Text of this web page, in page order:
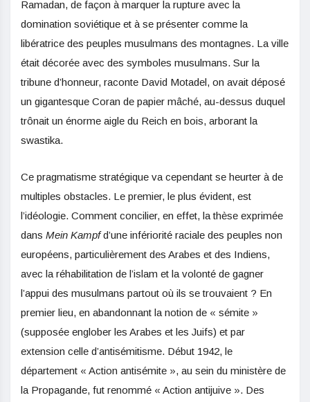
Ramadan, de façon à marquer la rupture avec la
domination soviétique et à se présenter comme la
libératrice des peuples musulmans des montagnes. La ville
était décorée avec des symboles musulmans. Sur la
tribune d’honneur, raconte David Motadel, on avait déposé
un gigantesque Coran de papier mâché, au-dessus duquel
trônait un énorme aigle du Reich en bois, arborant la
swastika.
Ce pragmatisme stratégique va cependant se heurter à de
multiples obstacles. Le premier, le plus évident, est
l’idéologie. Comment concilier, en effet, la thèse exprimée
dans Mein Kampfd’une infériorité raciale des peuples non
européens, particulièrement des Arabes et des Indiens,
avec la réhabilitation de l’islam et la volonté de gagner
l’appui des musulmans partout où ils se trouvaient ? En
premier lieu, en abandonnant la notion de « sémite »
(supposée englober les Arabes et les Juifs) et par
extension celle d’antisémitisme. Début 1942, le
département « Action antisémite », au sein du ministère de
la Propagande, fut renommé « Action antijuive ». Des